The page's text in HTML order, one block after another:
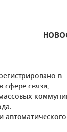
в
сфере связи,
автоматического